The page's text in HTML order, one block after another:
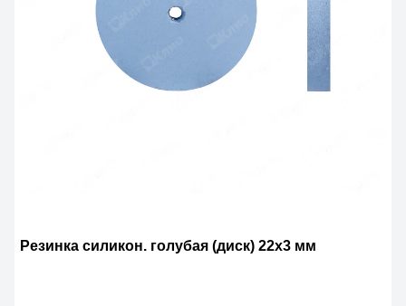
Резинка силикон. голубая (диск) 22х3 мм